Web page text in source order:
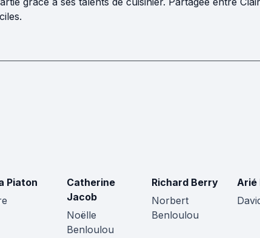
Piaton
Catherine
Jacob
Noëlle
Benloulou
Richard Berry
Norbert
Benloulou
Arié